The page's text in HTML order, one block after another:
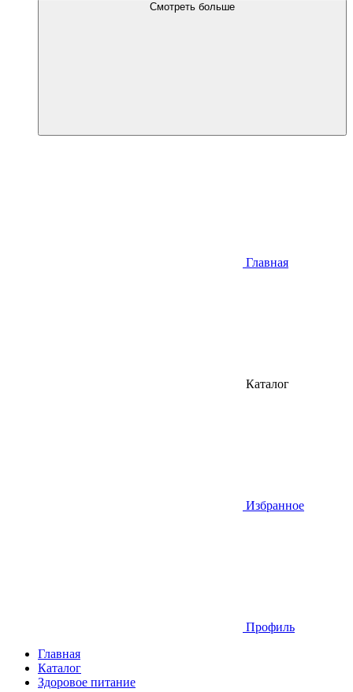
Смотреть больше
Главная
Каталог
Избранное
Профиль
Главная
Каталог
Здоровое питание